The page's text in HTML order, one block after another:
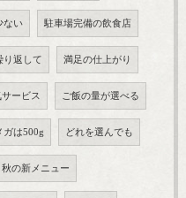
ない 駐車場完備の飲食店
り返して 満足の仕上がり
サービス ご飯の量が選べる
ガは500g どれを選んでも
秋の新メニュー